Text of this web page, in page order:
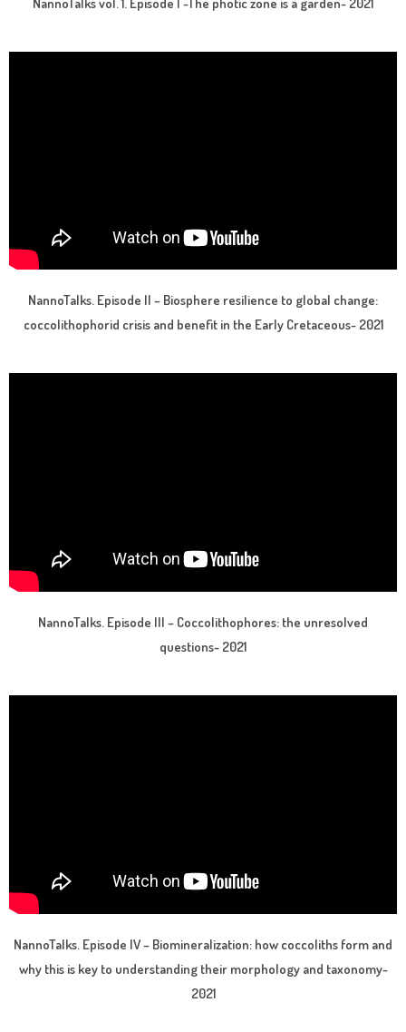
NannoTalks. Episode II – Biosphere resilience to global change:
coccolithophorid crisis and benefit in the Early Cretaceous- 2021
NannoTalks. Episode III – Coccolithophores: the unresolved
questions- 2021
NannoTalks. Episode IV – Biomineralization: how coccoliths form and
why this is key to understanding their morphology and taxonomy-
2021